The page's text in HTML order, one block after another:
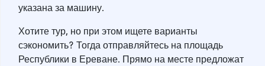
указана за машину.
Хотите тур, но при этом ищете варианты
сэкономить? Тогда отправляйтесь на площадь
Республики в Ереване. Прямо на месте предложат